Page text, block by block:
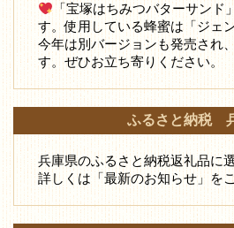
「宝塚はちみつバターサンド
す。使用している蜂蜜は「ジェ
今年は別バージョンも発売され
す。ぜひお立ち寄りください。
ふるさと納税
兵庫県のふるさと納税返礼品に
詳しくは「最新のお知らせ」を